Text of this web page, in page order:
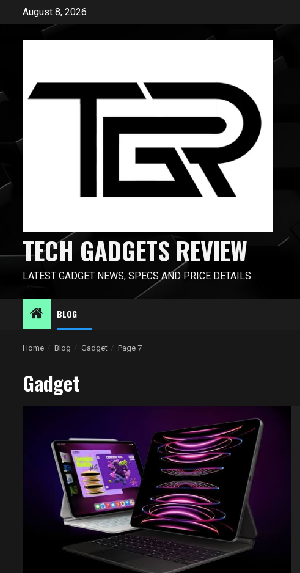
August 8, 2026
TECH GADGETS REVIEW
LATEST GADGET NEWS, SPECS AND PRICE DETAILS
BLOG
Home Blog Gadget Page 7
Gadget